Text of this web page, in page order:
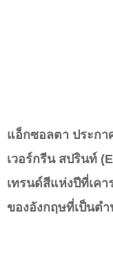
แอ็กซอลตา ประกา
เวอร์กรีน สปรินท์
เทรนด์สีแห่งปีที่เค
ของอังกฤษที่เป็นต